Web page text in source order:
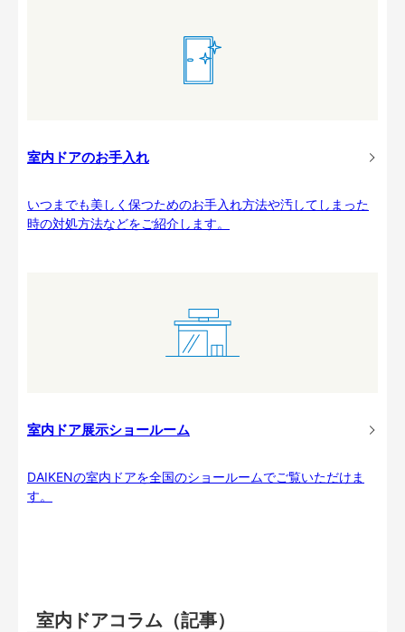
室内ドアのお手入れ
いつまでも美しく保つためのお手入れ方法や汚してしまった
時の対処方法などをご紹介します。
室内ドア展示ショールーム
DAIKENの室内ドアを全国のショールームでご覧いただけま
す。
室内ドアコラム（記事）